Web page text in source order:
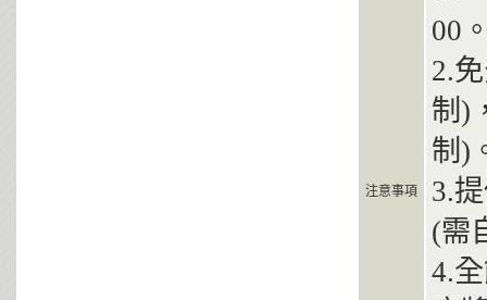
注意事項
00
2.
制)
制)
3.
(需
4.